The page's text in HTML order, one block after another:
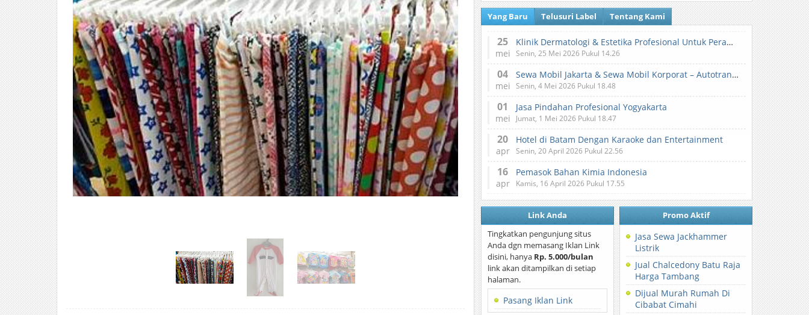
Yang Baru Telusuri Label Tentang Kami
25
mei
Klinik Dermatologi & Estetika Profesional Untuk Perawatan Kulit dan Kecantikan
Senin, 25 Mei 2026 Pukul 14.26
04
mei
Sewa Mobil Jakarta & Sewa Mobil Korporat – Autotranz Indonesia
Senin, 4 Mei 2026 Pukul 18.48
01
mei
Jasa Pindahan Profesional Yogyakarta
Jumat, 1 Mei 2026 Pukul 18.47
20
apr
Hotel di Batam Dengan Karaoke dan Entertainment
Senin, 20 April 2026 Pukul 22.56
16
apr
Pemasok Bahan Kimia Indonesia
Kamis, 16 April 2026 Pukul 17.55
Link Anda
Tingkatkan pengunjung situs
Anda dgn memasang Iklan Link
disini, hanya Rp. 5.000/bulan
link akan ditampilkan di setiap
halaman.
Pasang Iklan Link
Promo Aktif
Jasa Sewa Jackhammer
Listrik
Jual Chalcedony Batu Raja
Harga Tambang
Dijual Murah Rumah Di
Cibabat Cimahi